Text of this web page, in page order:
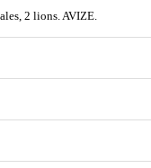
2 lions. AVIZE.